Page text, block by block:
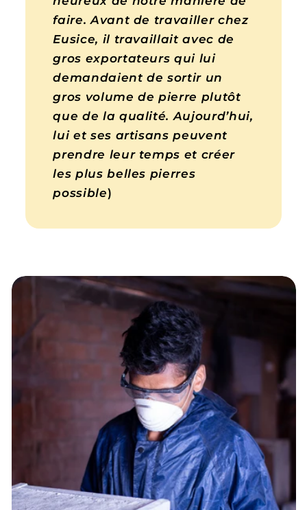
faire. Avant de travailler chez
Eusice, il travaillait avec de
gros exportateurs qui lui
demandaient de sortir un
gros volume de pierre plutôt
que de la qualité. Aujourd’hui,
lui et ses artisans peuvent
prendre leur temps et créer
les plus belles pierres
possible)